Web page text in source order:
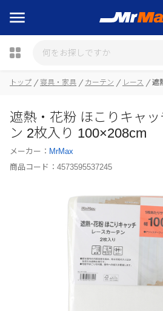
トップ 寝具・家具 カーテン レース 遮
遮熱・花粉 ほこりキャ
ン 2枚入り 100×208cm
メーカー： MrMax
商品コード： 4573595537245